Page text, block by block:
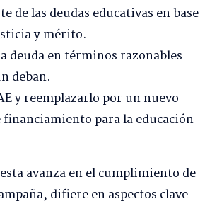
de las deudas educativas en base
y mérito.
deuda en términos razonables
deban.
y reemplazarlo por un nuevo
para la educación
avanza en el cumplimiento de
difiere en aspectos clave